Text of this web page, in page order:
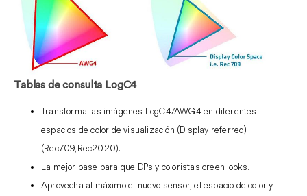
Tablas de consulta LogC4
Transforma las imágenes LogC4/AWG4 en diferentes
espacios de color de visualización (Display referred)
(Rec709,Rec2020).
La mejor base para que DPs y coloristas creen looks.
Aprovecha al máximo el nuevo sensor, el espacio de color y